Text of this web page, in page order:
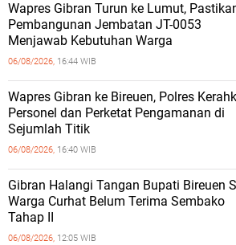
Wapres Gibran Turun ke Lumut,
Pembangunan Jembatan JT-0053
Menjawab Kebutuhan Warga
06/08/2026, 16:44 WIB
Wapres Gibran ke Bireuen, Polres
Personel dan Perketat Pengamanan di
Sejumlah Titik
06/08/2026, 16:40 WIB
Gibran Halangi Tangan Bupati Bireuen
Warga Curhat Belum Terima Sembako
Tahap II
06/08/2026, 12:05 WIB